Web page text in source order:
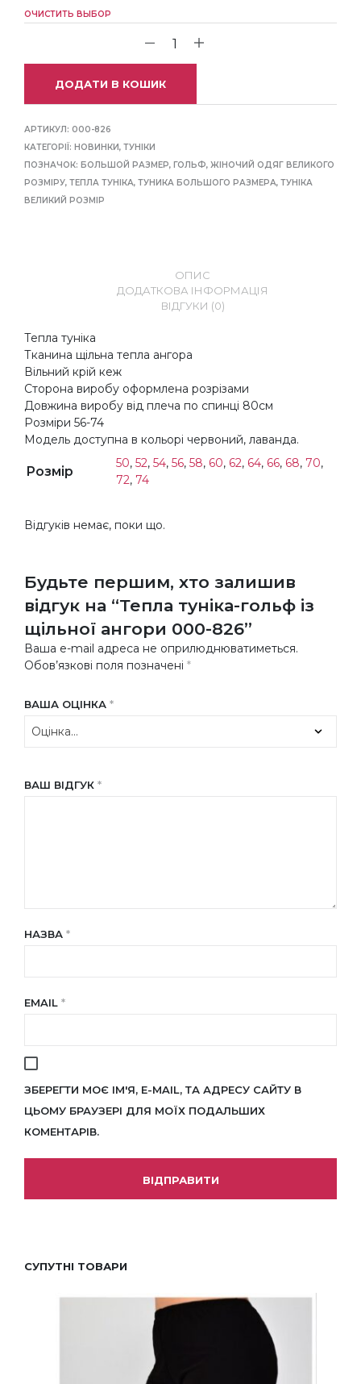
ОЧИСТИТЬ ВЫБОР
ДОДАТИ В КОШИК
АРТИКУЛ: 000-826
КАТЕГОРІЇ: НОВИНКИ, ТУНІКИ
ПОЗНАЧОК: БОЛЬШОЙ РАЗМЕР, ГОЛЬФ, ЖІНОЧИЙ ОДЯГ ВЕЛИКОГО
РОЗМІРУ, ТЕПЛА ТУНІКА, ТУНИКА БОЛЬШОГО РАЗМЕРА, ТУНІКА
ВЕЛИКИЙ РОЗМІР
ОПИС
ДОДАТКОВА ІНФОРМАЦІЯ
ВІДГУКИ (0)
Тепла туніка
Тканина щільна тепла ангора
Вільний крій кеж
Сторона виробу оформлена розрізами
Довжина виробу від плеча по спинці 80см
Розміри 56-74
Модель доступна в кольорі червоний, лаванда.
Розмір
50, 52, 54, 56, 58, 60, 62, 64, 66, 68, 70,
72, 74
Відгуків немає, поки що.
Будьте першим, хто залишив
відгук на “Тепла туніка-гольф із
щільної ангори 000-826”
Ваша e-mail адреса не оприлюднюватиметься.
Обов’язкові поля позначені *
ВАША ОЦІНКА *
ВАШ ВІДГУК *
НАЗВА *
EMAIL *
ЗБЕРЕГТИ МОЄ ІМ'Я, E-MAIL, ТА АДРЕСУ САЙТУ В
ЦЬОМУ БРАУЗЕРІ ДЛЯ МОЇХ ПОДАЛЬШИХ
КОМЕНТАРІВ.
СУПУТНІ ТОВАРИ